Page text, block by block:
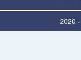
2020